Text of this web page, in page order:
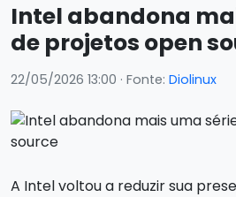
Intel abandona
de projetos open
22/05/2026 13:00 · Fonte: Diolinux
A Intel voltou a reduzir sua